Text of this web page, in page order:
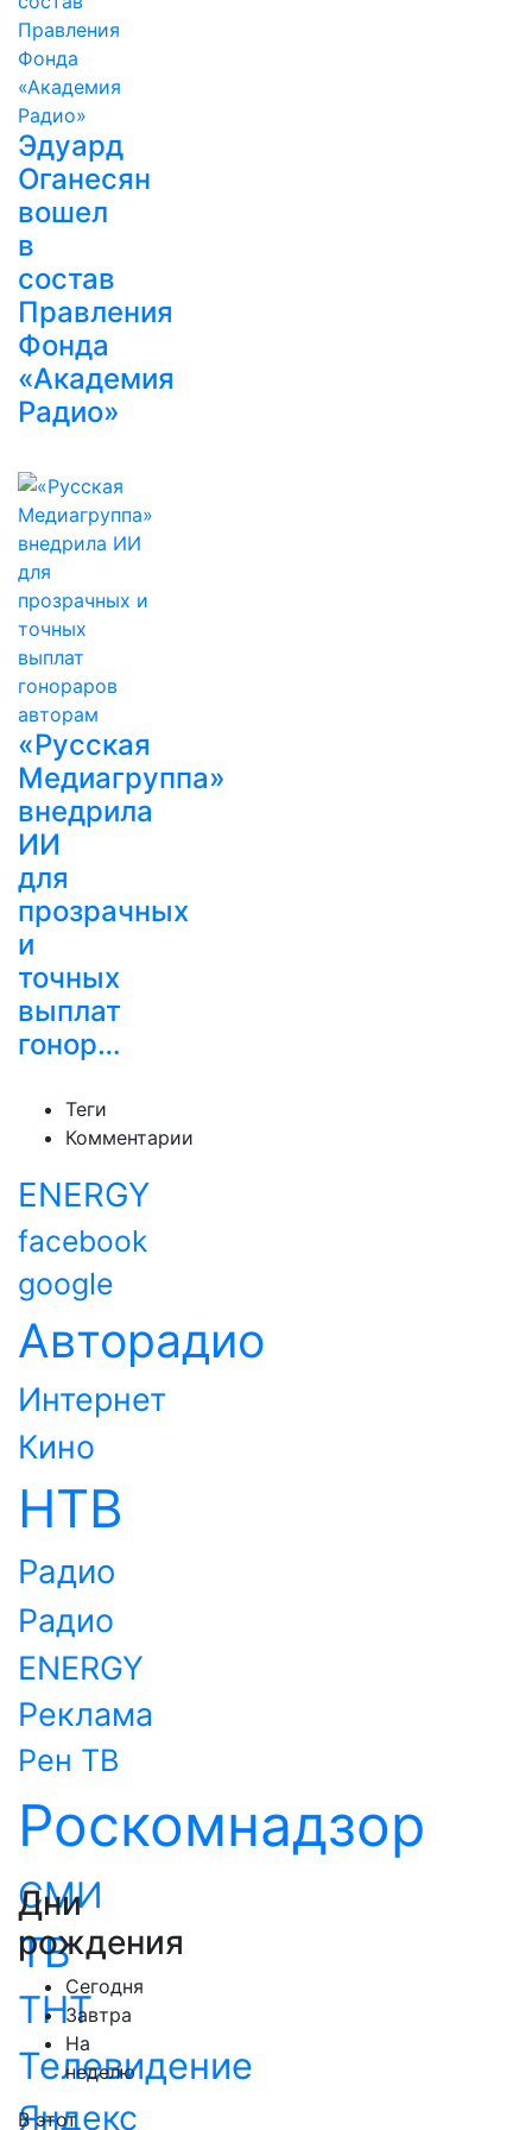
Эдуард
Оганесян
вошел
в
состав
Правления
Фонда
«Академия
Радио»
«Русская
Медиагруппа»
внедрила
ИИ
для
прозрачных
и
точных
выплат
гонор…
Теги
Комментарии
ENERGY
facebook
google
Авторадио
Интернет
Кино
НТВ
Радио
Радио
ENERGY
Реклама
Рен ТВ
Роскомнадзор
СМИ
ТВ
ТНТ
Телевидение
Яндекс
Дни
рождения
Сегодня
Завтра
На
неделю
В этот